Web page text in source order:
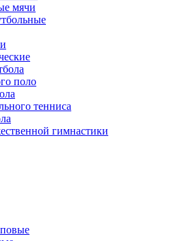
мячи
поло
тенниса
гимнастики